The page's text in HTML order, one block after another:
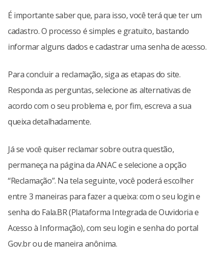
É importante saber que, para isso, você terá que ter um
cadastro. O processo é simples e gratuito, bastando
informar alguns dados e cadastrar uma senha de acesso.
Para concluir a reclamação, siga as etapas do site.
Responda as perguntas, selecione as alternativas de
acordo com o seu problema e, por fim, escreva a sua
queixa detalhadamente.
Já se você quiser reclamar sobre outra questão,
permaneça na página da ANAC e selecione a opção
“Reclamação”. Na tela seguinte, você poderá escolher
entre 3 maneiras para fazer a queixa: com o seu login e
senha do Fala.BR (Plataforma Integrada de Ouvidoria e
Acesso à Informação), com seu login e senha do portal
Gov.br ou de maneira anônima.